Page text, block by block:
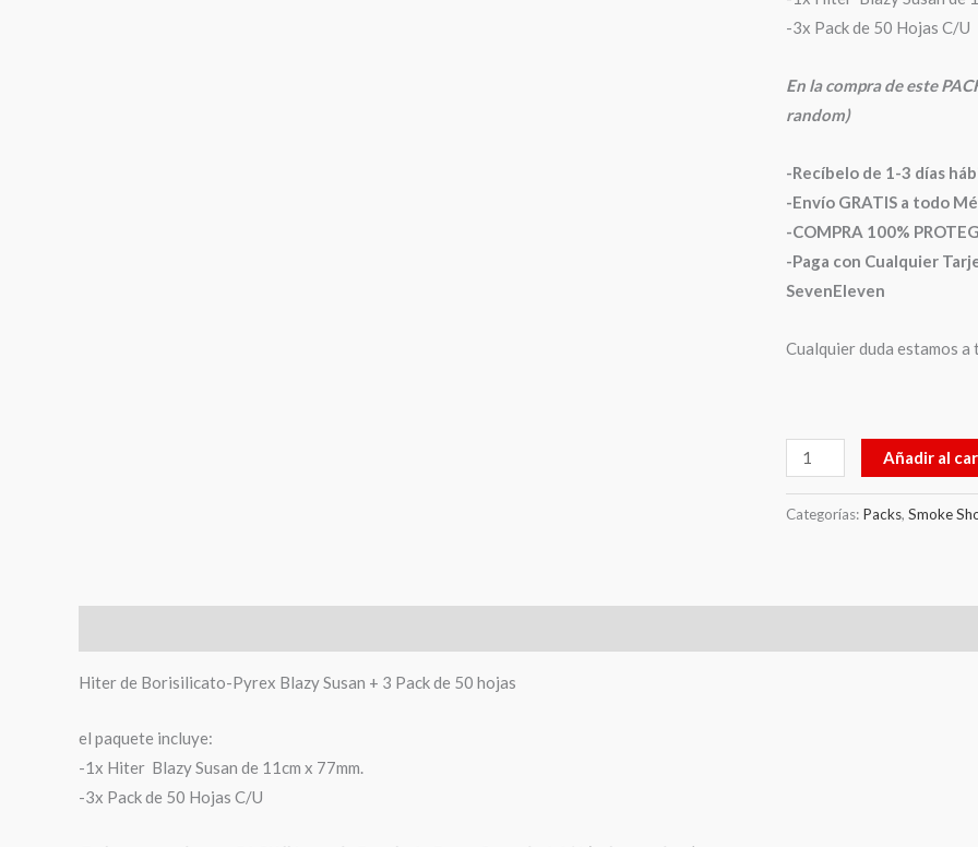
-3x Pack de 50 Hojas C/U
En la compra de este
random)
-Recíbelo de 1-3 días
-Envío GRATIS a todo
-COMPRA 100%
-Paga con Cualquier
SevenEleven
Cualquier duda estamos a
Añadir al
Categorías: Packs, Smoke
Hiter de Borisilicato-Pyrex Blazy Susan + 3 Pack de 50 hojas
el paquete incluye:
-1x Hiter Blazy Susan de 11cm x 77mm.
-3x Pack de 50 Hojas C/U